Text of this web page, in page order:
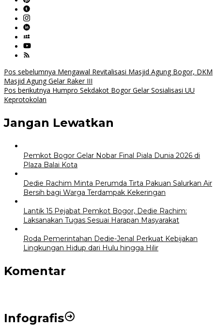
Navigasi
pos
Pos sebelumnya Mengawal Revitalisasi Masjid Agung Bogor, DKM
Masjid Agung Gelar Raker III
Pos berikutnya Humpro Sekdakot Bogor Gelar Sosialisasi UU
Keprotokolan
Jangan Lewatkan
Pemkot Bogor Gelar Nobar Final Piala Dunia 2026 di
Plaza Balai Kota
Dedie Rachim Minta Perumda Tirta Pakuan Salurkan Air
Bersih bagi Warga Terdampak Kekeringan
Lantik 15 Pejabat Pemkot Bogor, Dedie Rachim:
Laksanakan Tugas Sesuai Harapan Masyarakat
Roda Pemerintahan Dedie-Jenal Perkuat Kebijakan
Lingkungan Hidup dari Hulu hingga Hilir
Komentar
Infografis